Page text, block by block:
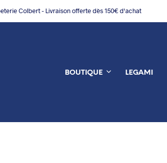
Colbert - Livraison offerte dès 150€ d'achat
BOUTIQUE LEGAMI